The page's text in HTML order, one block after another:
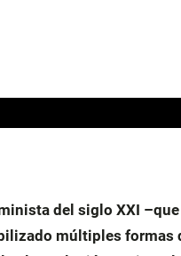
del siglo XXI –que
múltiples formas